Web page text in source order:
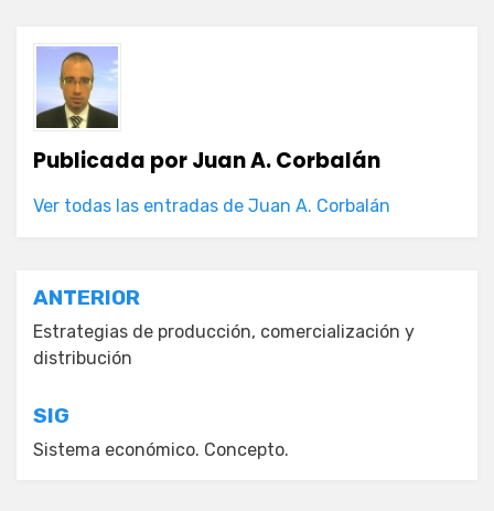
Publicada porJuan A. Corbalán
Ver todas las entradas de Juan A. Corbalán
Navegación
de
entradas
ANTERIOR
Estrategias de producción, comercialización y
distribución
SIG
Sistema económico. Concepto.